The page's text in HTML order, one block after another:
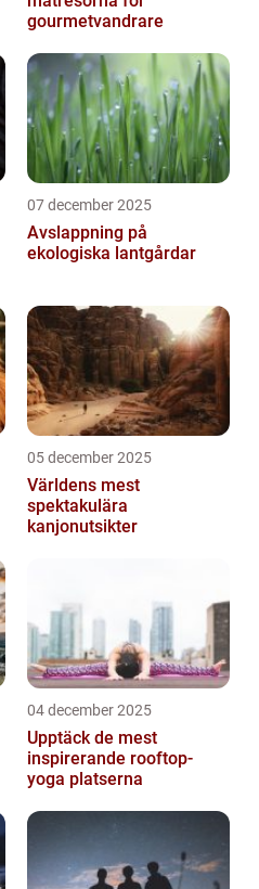
gourmetvandrare
07 december 2025
Avslappning på
ekologiska lantgårdar
05 december 2025
Världens mest
spektakulära
kanjonutsikter
04 december 2025
Upptäck de mest
inspirerande rooftop-
yoga platserna